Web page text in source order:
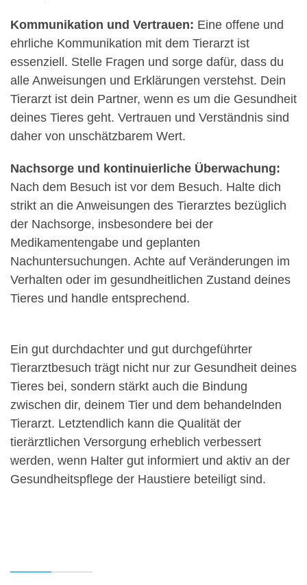
Kommunikation und Vertrauen: Eine offene und
ehrliche Kommunikation mit dem Tierarzt ist
essenziell. Stelle Fragen und sorge dafür, dass du
alle Anweisungen und Erklärungen verstehst. Dein
Tierarzt ist dein Partner, wenn es um die Gesundheit
deines Tieres geht. Vertrauen und Verständnis sind
daher von unschätzbarem Wert.
Nachsorge und kontinuierliche Überwachung:
Nach dem Besuch ist vor dem Besuch. Halte dich
strikt an die Anweisungen des Tierarztes bezüglich
der Nachsorge, insbesondere bei der
Medikamentengabe und geplanten
Nachuntersuchungen. Achte auf Veränderungen im
Verhalten oder im gesundheitlichen Zustand deines
Tieres und handle entsprechend.
Ein gut durchdachter und gut durchgeführter
Tierarztbesuch trägt nicht nur zur Gesundheit deines
Tieres bei, sondern stärkt auch die Bindung
zwischen dir, deinem Tier und dem behandelnden
Tierarzt. Letztendlich kann die Qualität der
tierärztlichen Versorgung erheblich verbessert
werden, wenn Halter gut informiert und aktiv an der
Gesundheitspflege der Haustiere beteiligt sind.